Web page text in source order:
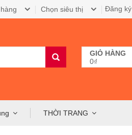
Đăng ký
Chọn siêu thị
GIỎ HÀNG
0₫
THỜI TRANG